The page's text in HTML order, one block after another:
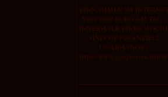
EINNAHMEN IM
VON 8058 EURO AM TAG -
INNERHALB EINER
SIND SIE FINANZIELL
UNABHANGIG:
https://www.google.com.mm/